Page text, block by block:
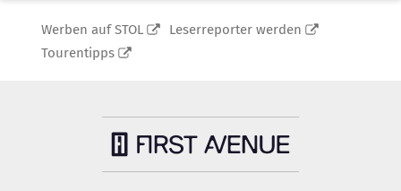
Werben auf STOL
Leserreporter werden
Tourentipps